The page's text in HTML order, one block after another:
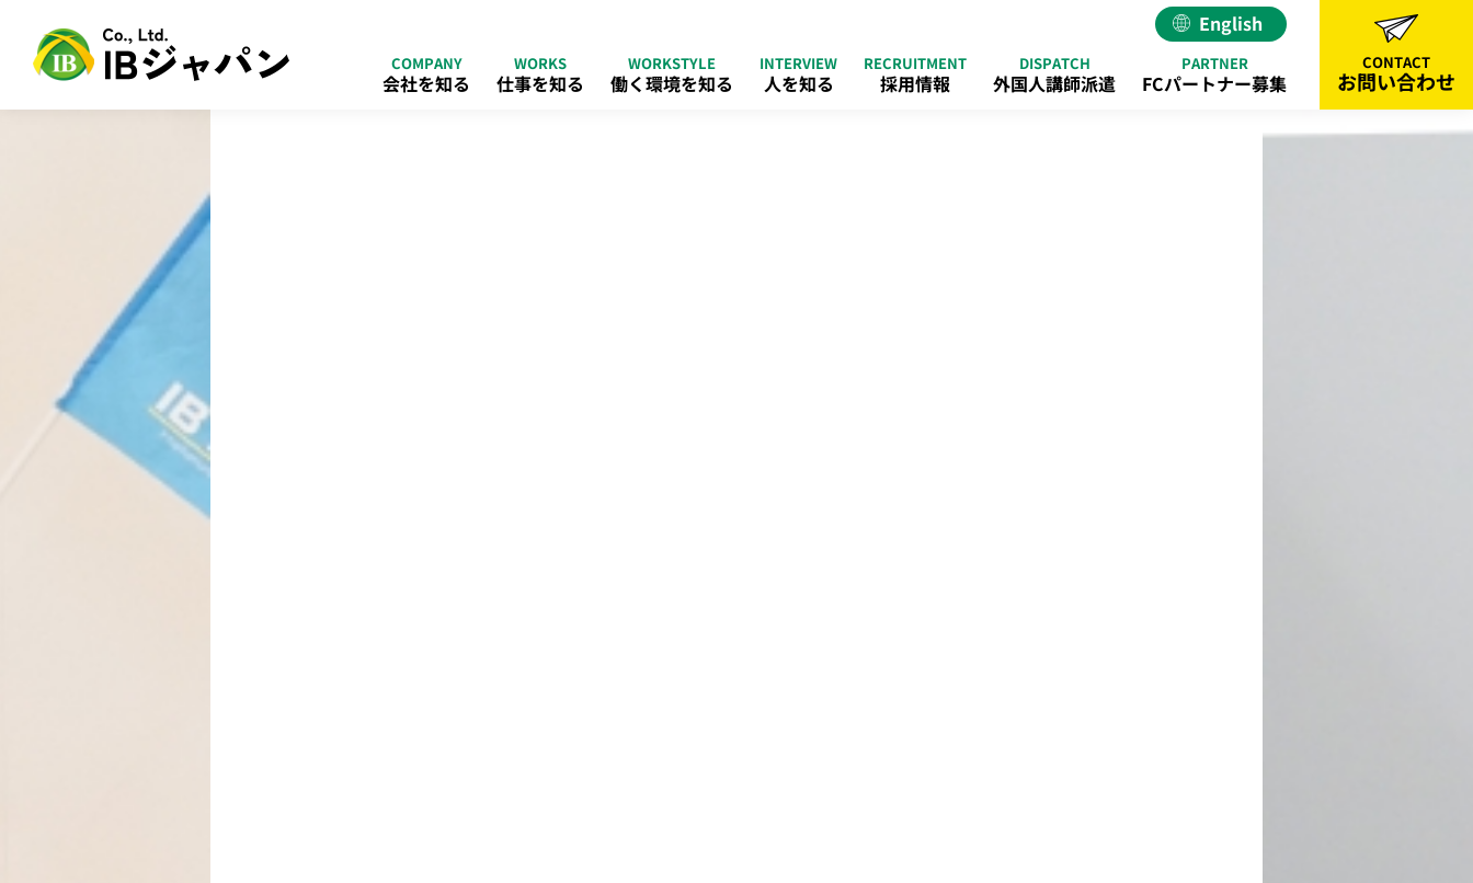
English
CONTACT
お問い合わせ
COMPANY
会社を知る
WORKS
仕事を知る
WORKSTYLE
働く環境を知る
INTERVIEW
人を知る
RECRUITMENT
採用情報
DISPATCH
外国人講師派遣
PARTNER
FCパートナー募集